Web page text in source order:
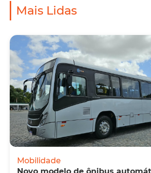
Mais Lidas
Mobilidade